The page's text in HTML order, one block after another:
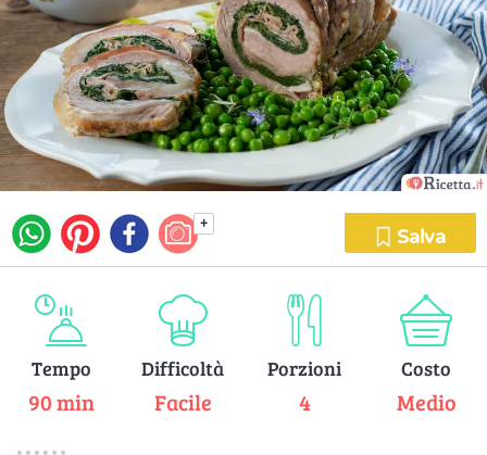
+
Salva
Tempo
90 min
Difficoltà
Facile
Porzioni
4
Costo
Medio